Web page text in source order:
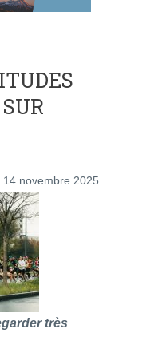
14 novembre 2025
très